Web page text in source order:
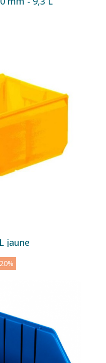
jaune